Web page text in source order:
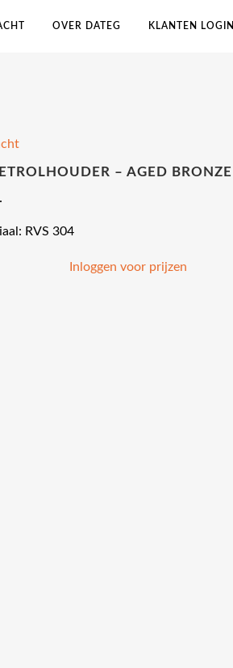
OVER DATEG KLANTEN LOGIN
– AGED BRONZE
RVS 304
Inloggen voor prijzen